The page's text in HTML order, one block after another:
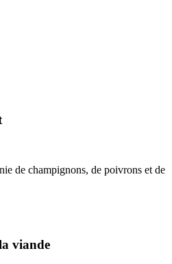
de champignons, de poivrons et de
viande